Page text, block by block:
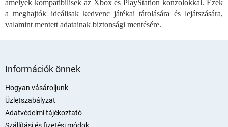
á
s
e
amelyek kompatibilisek az Xbox és PlayStation konzolokkal. Ezek
a meghajtók ideálisak kedvenc játékai tárolására és lejátszására,
valamint mentett adatainak biztonsági mentésére.
Információk önnek
Hogyan vásároljunk
Üzletszabályzat
Adatvédelmi tájékoztató